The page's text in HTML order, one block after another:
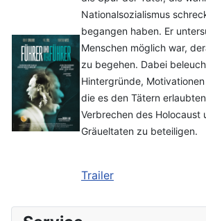
Nationalsozialismus
begangen haben. Er
Menschen möglich war,
zu begehen. Dabei
Hintergründe,
die es den Tätern
Verbrechen des Holocaust
Gräueltaten zu beteiligen.
Trailer